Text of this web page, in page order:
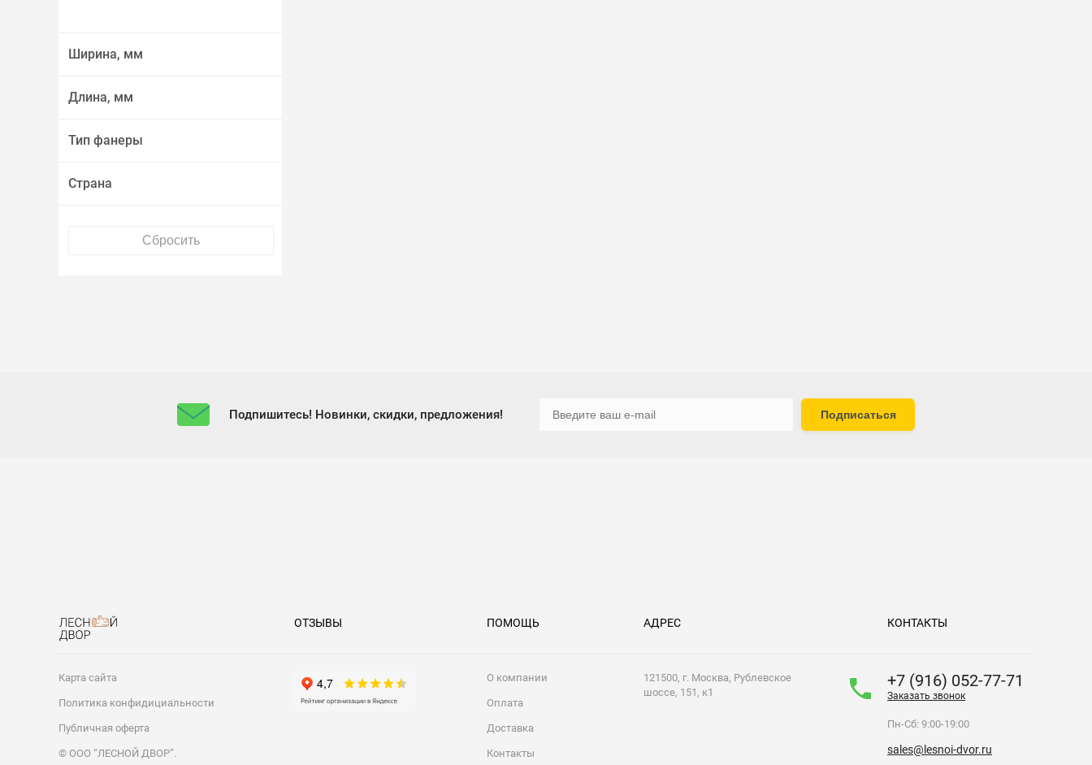
Ширина, мм
Длина, мм
Тип фанеры
Страна
Подпишитесь! Новинки, скидки, предложения! Подписаться
Карта сайта
Политика конфидициальности
Публичная оферта
© ООО “ЛЕСНОЙ ДВОР”.
ОТЗЫВЫ ПОМОЩЬ
О компании
Оплата
Доставка
Контакты
АДРЕС
121500, г. Москва, Рублевское
шоссе, 151, к1
КОНТАКТЫ
+7 (916) 052-77-71
Заказать звонок
Пн-Сб: 9:00-19:00
sales@lesnoi-dvor.ru